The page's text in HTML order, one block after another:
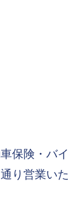
保険・バイ
り営業いた